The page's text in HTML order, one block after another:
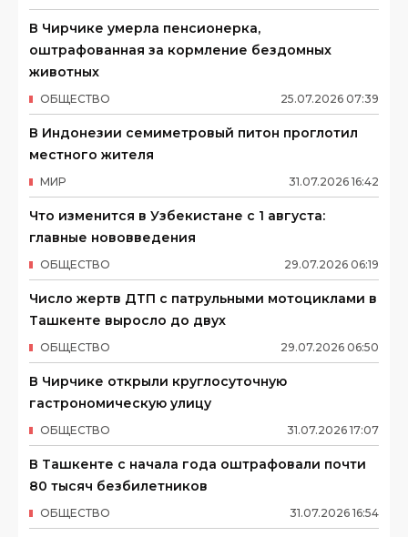
В Чирчике умерла пенсионерка,
оштрафованная за кормление бездомных
животных
25.07.2026 07:39
ОБЩЕСТВО
В Индонезии семиметровый питон проглотил
местного жителя
31.07.2026 16:42
МИР
Что изменится в Узбекистане с 1 августа:
главные нововведения
29.07.2026 06:19
ОБЩЕСТВО
Число жертв ДТП с патрульными мотоциклами в
Ташкенте выросло до двух
29.07.2026 06:50
ОБЩЕСТВО
В Чирчике открыли круглосуточную
гастрономическую улицу
31.07.2026 17:07
ОБЩЕСТВО
В Ташкенте с начала года оштрафовали почти
80 тысяч безбилетников
31.07.2026 16:54
ОБЩЕСТВО